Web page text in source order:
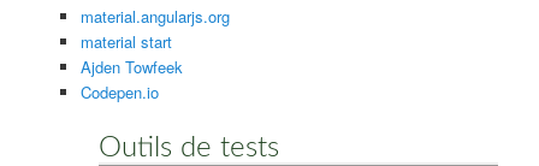
material.angularjs.org
material start
Ajden Towfeek
Codepen.io
Outils de tests